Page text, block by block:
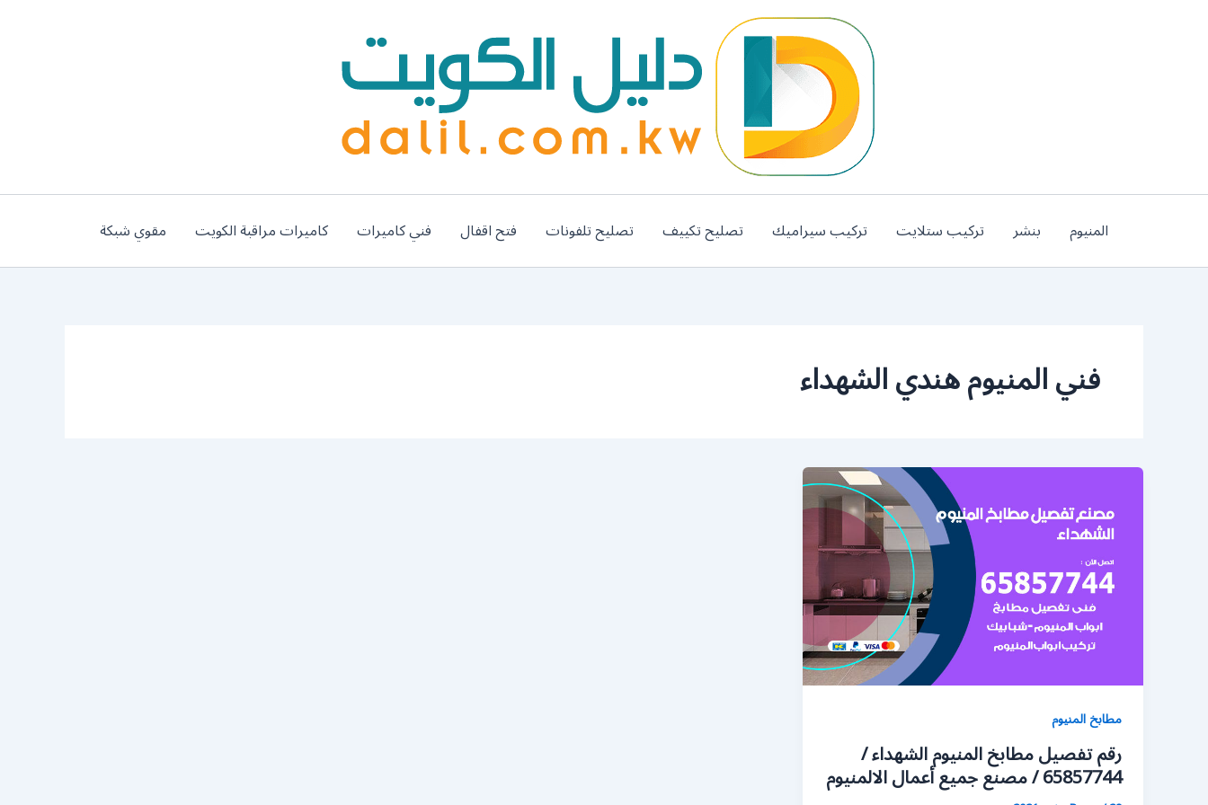
المنيوم بنشر تركيب ستلايت تركيب سيراميك تصليح تكييف تصليح تلفونات فتح اقفال فني كاميرات كاميرات مراقبة الكويت مقوي شبكة
فني المنيوم هندي الشهداء
مطابخ المنيوم
رقم تفصيل مطابخ المنيوم الشهداء /
65857744 / مصنع جميع أعمال الالمنيوم